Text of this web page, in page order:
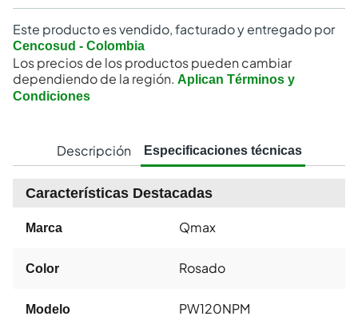
Este producto es vendido, facturado y entregado por
Cencosud - Colombia
Los precios de los productos pueden cambiar
dependiendo de la región. Aplican Términos y
Condiciones
Descripción Especificaciones técnicas
Características Destacadas
Marca Qmax
Color Rosado
Modelo PW120NPM